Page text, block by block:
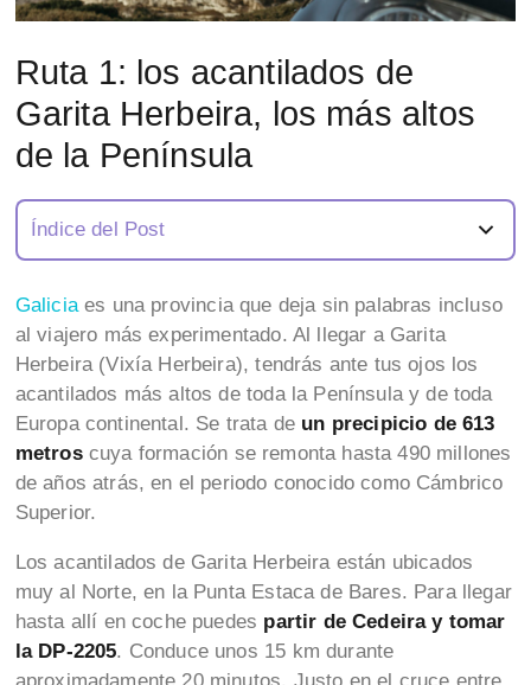
Ruta 1: los acantilados de
Garita Herbeira, los más altos
de la Península
Índice del Post
Galiciaes una provincia que deja sin palabras incluso
al viajero más experimentado. Al llegar a Garita
Herbeira (Vixía Herbeira), tendrás ante tus ojos los
acantilados más altos de toda la Península y de toda
Europa continental. Se trata de un precipicio de 613
metroscuya formación se remonta hasta 490 millones
de años atrás, en el periodo conocido como Cámbrico
Superior.
Los acantilados de Garita Herbeira están ubicados
muy al Norte, en la Punta Estaca de Bares. Para llegar
hasta allí en coche puedes partir de Cedeira y tomar
la DP-2205. Conduce unos 15 km durante